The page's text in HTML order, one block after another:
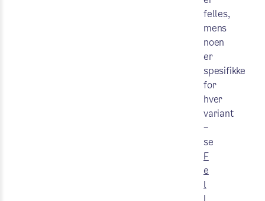
felles,
mens
noen
er
spesifikke
for
hver
variant
–
se
F
e
l